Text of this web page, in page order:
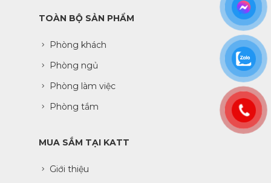
TOÀN BỘ SẢN PHẨM
Phòng khách
Phòng ngủ
Phòng làm việc
Phòng tắm
MUA SẮM TẠI KATT
Giới thiệu